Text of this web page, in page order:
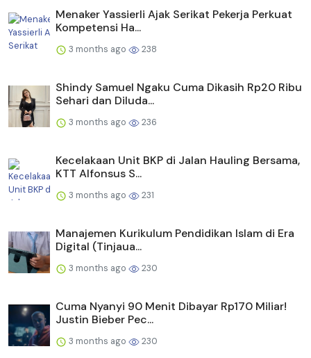
Menaker Yassierli Ajak Serikat Pekerja Perkuat
Kompetensi Ha...
3 months ago 238
Shindy Samuel Ngaku Cuma Dikasih Rp20 Ribu
Sehari dan Diluda...
3 months ago 236
Kecelakaan Unit BKP di Jalan Hauling Bersama,
KTT Alfonsus S...
3 months ago 231
Manajemen Kurikulum Pendidikan Islam di Era
Digital (Tinjaua...
3 months ago 230
Cuma Nyanyi 90 Menit Dibayar Rp170 Miliar!
Justin Bieber Pec...
3 months ago 230